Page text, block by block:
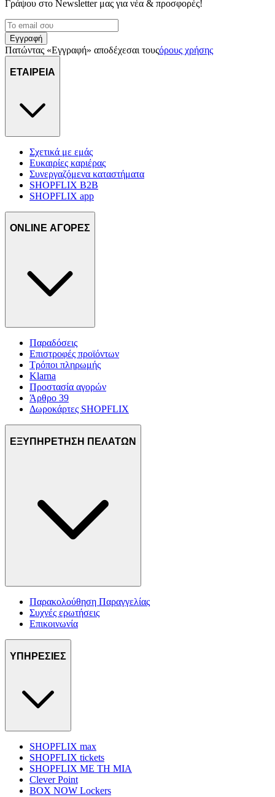
Γράψου στο Νewsletter μας για νέα & προσφορές!
Εγγραφή
Πατώντας «Εγγραφή» αποδέχεσαι τουςόρους χρήσης
ΕΤΑΙΡΕΙΑ
Σχετικά με εμάς
Ευκαιρίες καριέρας
Συνεργαζόμενα καταστήματα
SHOPFLIX B2B
SHOPFLIX app
ONLINE ΑΓΟΡΕΣ
Παραδόσεις
Επιστροφές προϊόντων
Τρόποι πληρωμής
Klarna
Προστασία αγορών
Άρθρο 39
Δωροκάρτες SHOPFLIX
ΕΞΥΠΗΡΕΤΗΣΗ ΠΕΛΑΤΩΝ
Παρακολούθηση Παραγγελίας
Συχνές ερωτήσεις
Επικοινωνία
ΥΠΗΡΕΣΙΕΣ
SHOPFLIX max
SHOPFLIX tickets
SHOPFLIX ΜΕ ΤΗ ΜΙΑ
Clever Point
BOX NOW Lockers